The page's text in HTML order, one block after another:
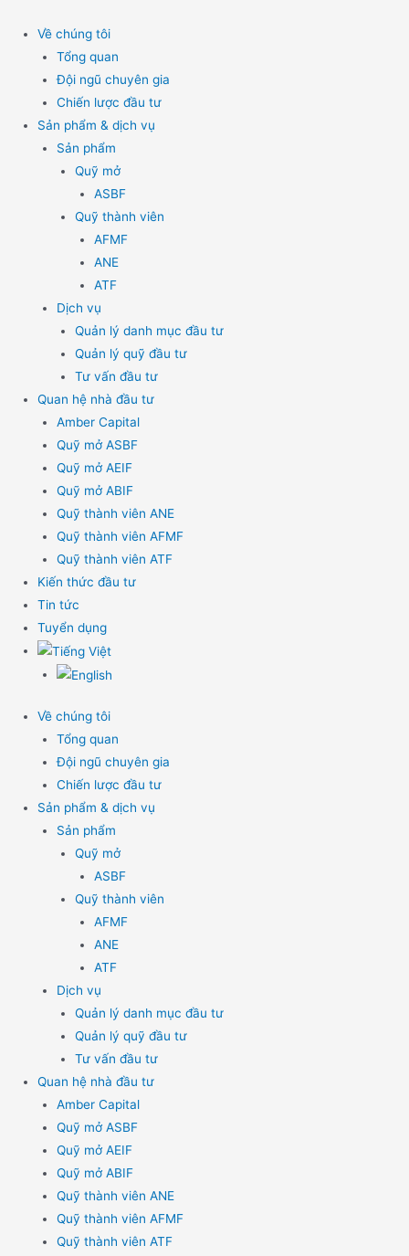
content
Về chúng tôi
Tổng quan
Đội ngũ chuyên gia
Chiến lược đầu tư
Sản phẩm & dịch vụ
Sản phẩm
Quỹ mở
ASBF
Quỹ thành viên
AFMF
ANE
ATF
Dịch vụ
Quản lý danh mục đầu tư
Quản lý quỹ đầu tư
Tư vấn đầu tư
Quan hệ nhà đầu tư
Amber Capital
Quỹ mở ASBF
Quỹ mở AEIF
Quỹ mở ABIF
Quỹ thành viên ANE
Quỹ thành viên AFMF
Quỹ thành viên ATF
Kiến thức đầu tư
Tin tức
Tuyển dụng
Về chúng tôi
Tổng quan
Đội ngũ chuyên gia
Chiến lược đầu tư
Sản phẩm & dịch vụ
Sản phẩm
Quỹ mở
ASBF
Quỹ thành viên
AFMF
ANE
ATF
Dịch vụ
Quản lý danh mục đầu tư
Quản lý quỹ đầu tư
Tư vấn đầu tư
Quan hệ nhà đầu tư
Amber Capital
Quỹ mở ASBF
Quỹ mở AEIF
Quỹ mở ABIF
Quỹ thành viên ANE
Quỹ thành viên AFMF
Quỹ thành viên ATF